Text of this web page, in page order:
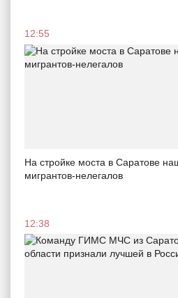
12:55
На стройке моста в Саратове
мигрантов-нелегалов
12:38